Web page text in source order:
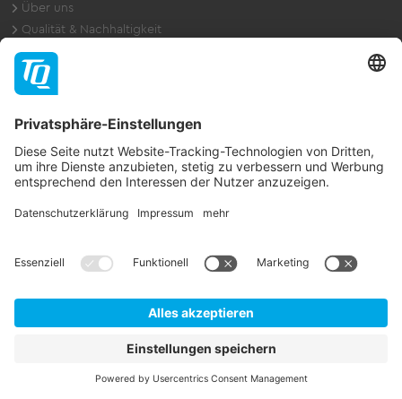
Über uns
Qualität & Nachhaltigkeit
Referenzen & Auszeichnungen
TQ-Systems GmbH
Gut Delling, Mühlstraße 2
82229 Seefeld
Fax. +49 8153 4223
E-Mail:info@tq-group.com
Schnell-Kontakt